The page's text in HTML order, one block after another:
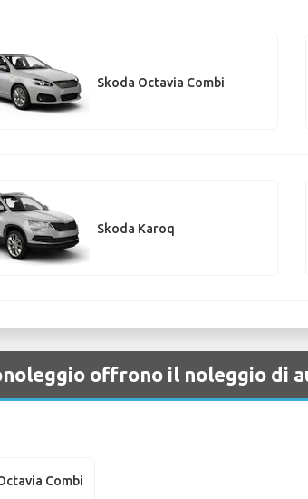
Skoda Octavia Combi
Skoda Karoq
offrono il noleggio di
Combi